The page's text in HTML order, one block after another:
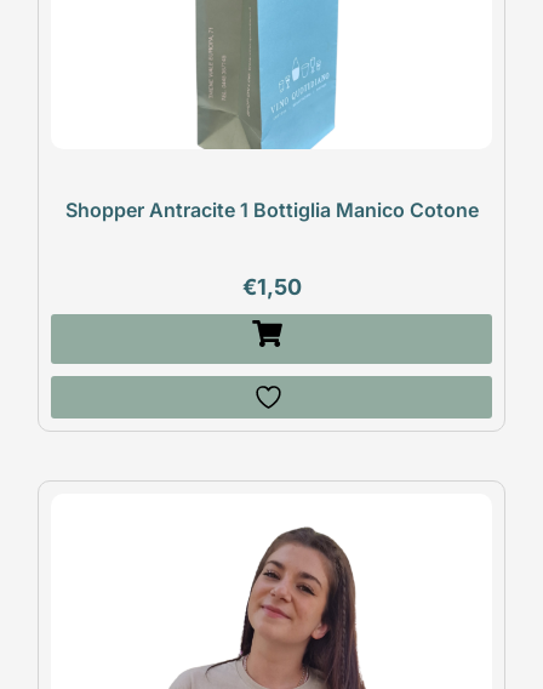
Shopper Antracite 1 Bottiglia Manico Cotone
€1,50